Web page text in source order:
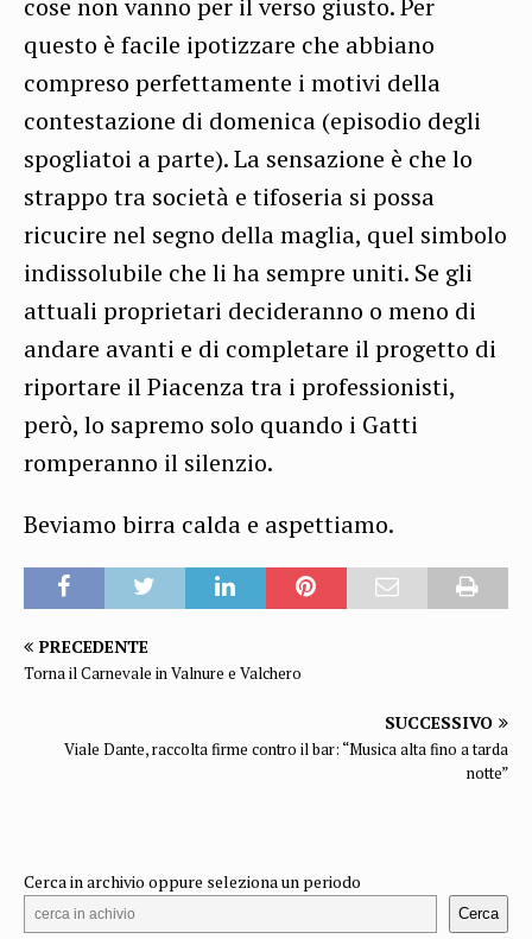
questo è facile ipotizzare che abbiano
compreso perfettamente i motivi della
contestazione di domenica (episodio degli
spogliatoi a parte). La sensazione è che lo
strappo tra società e tifoseria si possa
ricucire nel segno della maglia, quel simbolo
indissolubile che li ha sempre uniti. Se gli
attuali proprietari decideranno o meno di
andare avanti e di completare il progetto di
riportare il Piacenza tra i professionisti,
però, lo sapremo solo quando i Gatti
romperanno il silenzio.
Beviamo birra calda e aspettiamo.
PRECEDENTE
Torna il Carnevale in Valnure e Valchero
SUCCESSIVO
Viale Dante, raccolta firme contro il bar: “Musica alta fino a tarda
notte”
Cerca in archivio oppure seleziona un periodo
Cerca